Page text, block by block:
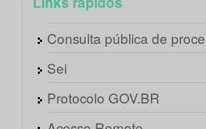
Consulta pública de
Sei
Protocolo GOV.BR